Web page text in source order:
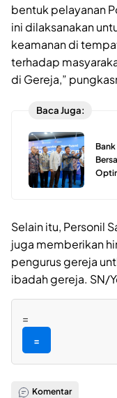
bentuk pelayanan
ini dilaksanakan
keamanan di
terhadap
di Gereja,”
Baca Juga:
Selain itu, Personil
juga memberikan
pengurus gereja
ibadah gereja. SN/
=
=
Komentar